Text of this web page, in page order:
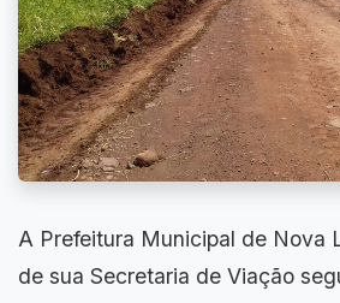
A Prefeitura Municipal de Nova
de sua Secretaria de Viação